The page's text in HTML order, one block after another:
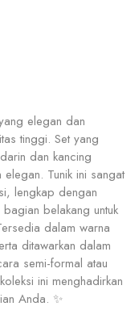
elegan dan
tinggi. Set yang
dan kancing
Tunik ini sangat
lengkap dengan
belakang untuk
dalam warna
ditawarkan dalam
semi-formal atau
ini menghadirkan
Anda. ✨